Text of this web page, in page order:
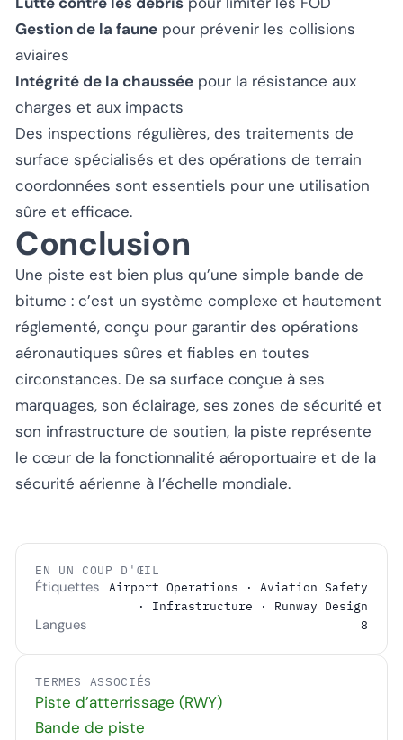
Gestion de la faune pour prévenir les collisions
aviaires
Intégrité de la chaussée pour la résistance aux
charges et aux impacts
Des inspections régulières, des traitements de
surface spécialisés et des opérations de terrain
coordonnées sont essentiels pour une utilisation
sûre et efficace.
Conclusion
Une piste est bien plus qu’une simple bande de
bitume : c’est un système complexe et hautement
réglementé, conçu pour garantir des opérations
aéronautiques sûres et fiables en toutes
circonstances. De sa surface conçue à ses
marquages, son éclairage, ses zones de sécurité et
son infrastructure de soutien, la piste représente
le cœur de la fonctionnalité aéroportuaire et de la
sécurité aérienne à l’échelle mondiale.
EN UN COUP D'ŒIL
Étiquettes
Airport Operations · Aviation Safety
· Infrastructure · Runway Design
Langues 8
TERMES ASSOCIÉS
Piste d’atterrissage (RWY)
Bande de piste